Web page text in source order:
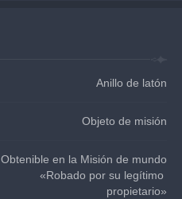
Anillo de latón
Objeto de misión
Obtenible en la Misión de mundo
«Robado por su legítimo
propietario»